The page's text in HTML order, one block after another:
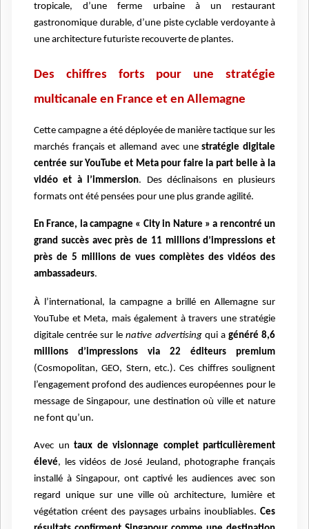
tropicale, d’une ferme urbaine à un restaurant
gastronomique durable, d’une piste cyclable verdoyante à
une architecture futuriste recouverte de plantes.
Des chiffres forts pour une stratégie
multicanale en France et en Allemagne
Cette campagne a été déployée de manière tactique sur les
marchés français et allemand avec unestratégie digitale
centrée sur YouTube et Meta pour faire la part belle à la
vidéo et à l’immersion. Des déclinaisons en plusieurs
formats ont été pensées pour une plus grande agilité.
En France, la campagne « City in Nature » a rencontré un
grand succès avec près de 11 millions d’impressions et
près de 5 millions de vues complètes des vidéos des
ambassadeurs.
À l’international, la campagne a brillé en Allemagne sur
YouTube et Meta, mais également à travers une stratégie
digitale centrée sur lenative advertisingqui a généré 8,6
millions d’impressions via 22 éditeurs premium
(Cosmopolitan, GEO, Stern, etc.). Ces chiffres soulignent
l’engagement profond des audiences européennes pour le
message de Singapour, une destination où ville et nature
ne font qu’un.
Avec un taux de visionnage complet particulièrement
élevé, les vidéos de José Jeuland, photographe français
installé à Singapour, ont captivé les audiences avec son
regard unique sur une ville où architecture, lumière et
végétation créent des paysages urbains inoubliables. Ces